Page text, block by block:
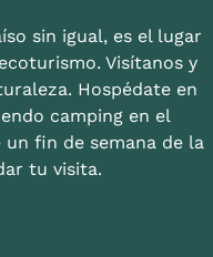
sin igual, es el lugar
Visítanos y
Hospédate en
camping en el
un fin de semana de la
tu visita.